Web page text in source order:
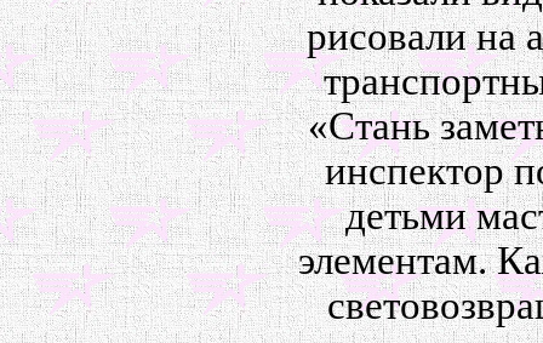
рисовали на
«Стань
инспектор
детьми
элементам.